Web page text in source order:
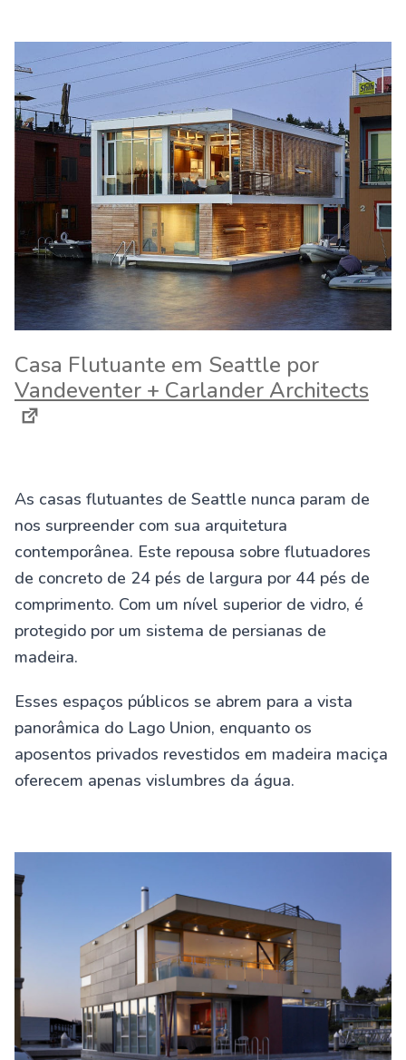
Casa Flutuante em Seattle por
Vandeventer + Carlander Architects
As casas flutuantes de Seattle nunca param de
nos surpreender com sua arquitetura
contemporânea. Este repousa sobre flutuadores
de concreto de 24 pés de largura por 44 pés de
comprimento. Com um nível superior de vidro, é
protegido por um sistema de persianas de
madeira.
Esses espaços públicos se abrem para a vista
panorâmica do Lago Union, enquanto os
aposentos privados revestidos em madeira maciça
oferecem apenas vislumbres da água.